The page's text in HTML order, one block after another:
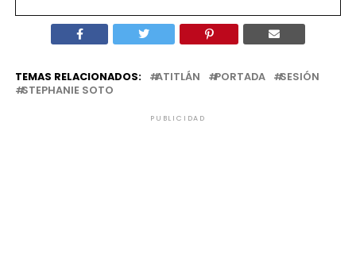
TEMAS RELACIONADOS: ATITLÁN PORTADA
SESIÓN
STEPHANIE SOTO
PUBLICIDAD